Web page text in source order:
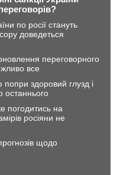
по росії стануть
доведеться
переговорного
все
здоровий глузд і
останнього
погодитись на
росіяни не
щодо